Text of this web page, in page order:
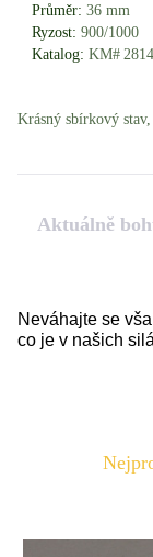
Průměr: 36 mm
Ryzost: 900/1000
Katalog: KM# 2814
Krásný sbírkový
Aktuálně
Neváhajte se
co je v našich